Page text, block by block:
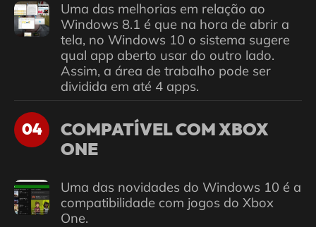
Uma das melhorias em relação ao
Windows 8.1 é que na hora de abrir a
tela, no Windows 10 o sistema sugere
qual app aberto usar do outro lado.
Assim, a área de trabalho pode ser
dividida em até 4 apps.
04
COMPATÍVEL COM XBOX
ONE
Uma das novidades do Windows 10 é a
compatibilidade com jogos do Xbox
One.